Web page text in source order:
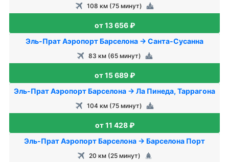
108 км (75 минут)
от 13 656 ₽
Эль-Прат Аэропорт Барселона → Санта-Сусанна
83 км (65 минут)
от 15 689 ₽
Эль-Прат Аэропорт Барселона → Ла Пинеда, Таррагона
104 км (75 минут)
от 11 428 ₽
Эль-Прат Аэропорт Барселона → Барселона Порт
20 км (25 минут)